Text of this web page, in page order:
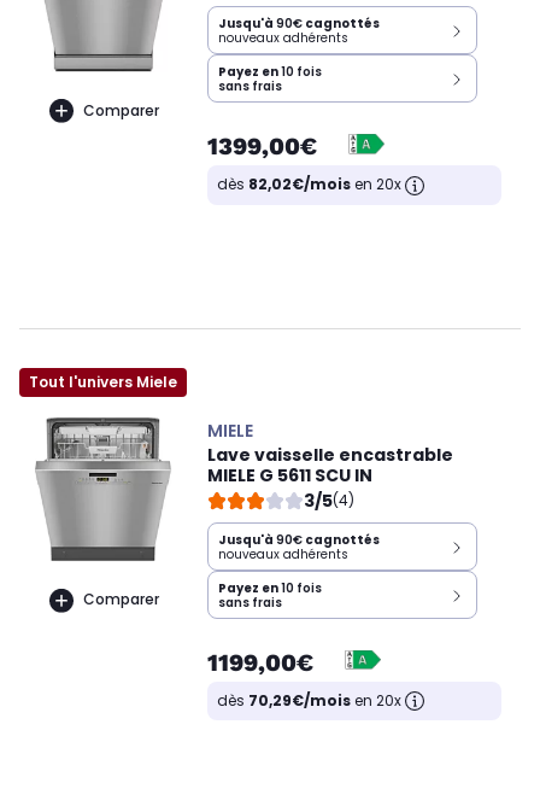
Comparer
Jusqu'à 90€ cagnottés
nouveaux adhérents
Payez en10 fois
sans frais
1399,00€
dès 82,02€/moisen 20x
Tout l'univers Miele
Comparer
MIELE
Lave vaisselle encastrable
MIELE G 5611 SCU IN
3/5(4)
Jusqu'à 90€ cagnottés
nouveaux adhérents
Payez en10 fois
sans frais
1199,00€
dès 70,29€/moisen 20x